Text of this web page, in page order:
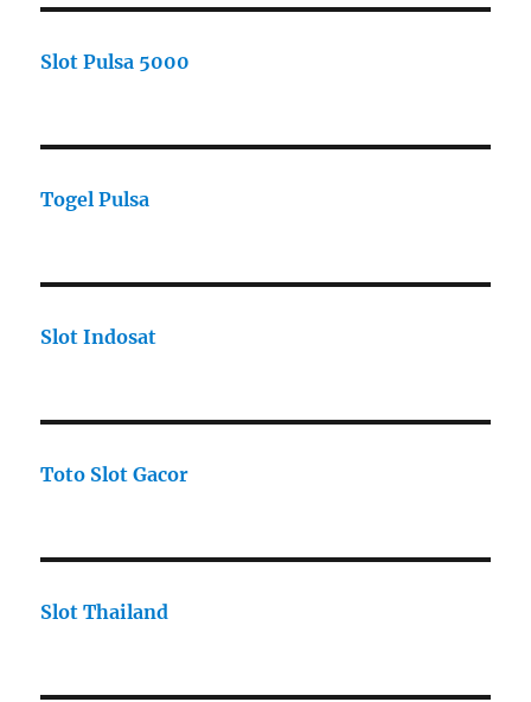
Slot Pulsa 5000
Togel Pulsa
Slot Indosat
Toto Slot Gacor
Slot Thailand